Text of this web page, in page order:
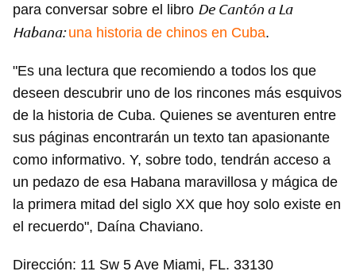
para conversar sobre el libro De Cantón a La
Habana:una historia de chinos en Cuba.
"Es una lectura que recomiendo a todos los que
deseen descubrir uno de los rincones más esquivos
de la historia de Cuba. Quienes se aventuren entre
sus páginas encontrarán un texto tan apasionante
como informativo. Y, sobre todo, tendrán acceso a
un pedazo de esa Habana maravillosa y mágica de
la primera mitad del siglo XX que hoy solo existe en
el recuerdo", Daína Chaviano.
Dirección: 11 Sw 5 Ave Miami, FL. 33130